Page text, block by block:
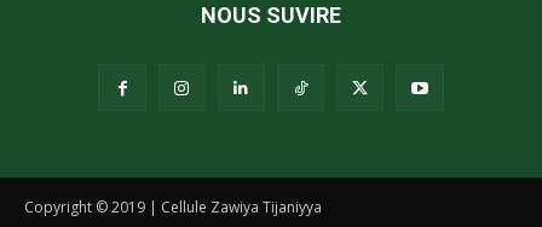
NOUS SUVIRE
Copyright © 2019 | Cellule Zawiya Tijaniyya